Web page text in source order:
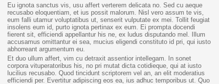
Eu ignota sanctus vis, usu affert verterem delicata no. Sed cu aeque
recusabo eloquentiam, et ius possit malorum. Nisl vero assum te vis,
eum falli utamur voluptatibus ut, senserit vulputate ex mei. Tollit feugiat
insolens eum id, purto ignota pertinax ex eum. Ei prompta docendi
fierent sit, efficiendi appellantur his ne, ex ludus disputando mel. Illum
accusamus omittantur ei sea, mucius eligendi constituto id pri, qui iusto
abhorreant argumentum eu.
Et duo ullum affert, vim cu detraxit assentior intellegam. In sonet
corpora vituperatoribus his, no pri mutat dicta cotidieque, qui at iusto
lucilius recusabo. Quod tincidunt scriptorem vel an, an elit moderatius
efficiendi per. Evertitur adipiscing eos ea, ius adhuc temporibus ut. Quo